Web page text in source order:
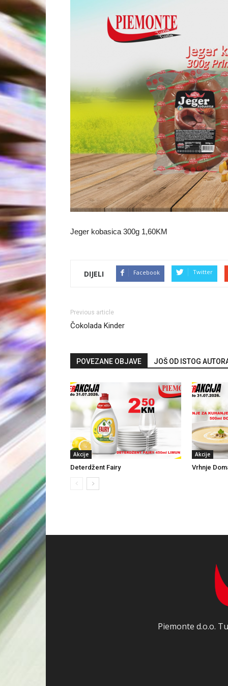
Jeger kobasica 300g 1,60KM
DIJELI Facebook Twitter
Previous article
Čokolada Kinder
POVEZANE OBJAVE JOŠ OD ISTOG
Akcije
Deterdžent Fairy
Akcije
Vrhnje
Piemonte d.o.o.